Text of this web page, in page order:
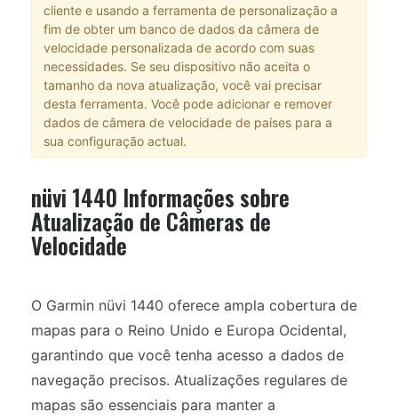
cliente e usando a ferramenta de personalização a
fim de obter um banco de dados da câmera de
velocidade personalizada de acordo com suas
necessidades. Se seu dispositivo não aceita o
tamanho da nova atualização, você vai precisar
desta ferramenta. Você pode adicionar e remover
dados de câmera de velocidade de países para a
sua configuração actual.
nüvi 1440 Informações sobre
Atualização de Câmeras de
Velocidade
O Garmin nüvi 1440 oferece ampla cobertura de
mapas para o Reino Unido e Europa Ocidental,
garantindo que você tenha acesso a dados de
navegação precisos. Atualizações regulares de
mapas são essenciais para manter a